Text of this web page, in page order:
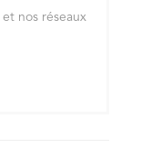
et nos réseaux